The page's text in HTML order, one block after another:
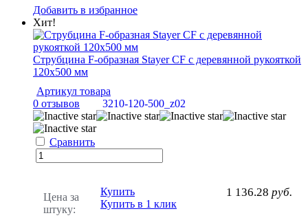
Добавить в избранное
Хит!
Струбцина F-образная Stayer CF с деревянной рукояткой
120x500 мм
Артикул товара
3210-120-500_z02
0 отзывов
Сравнить
Цена за
штуку:
1 136.28 руб.
Купить
Купить в 1 клик